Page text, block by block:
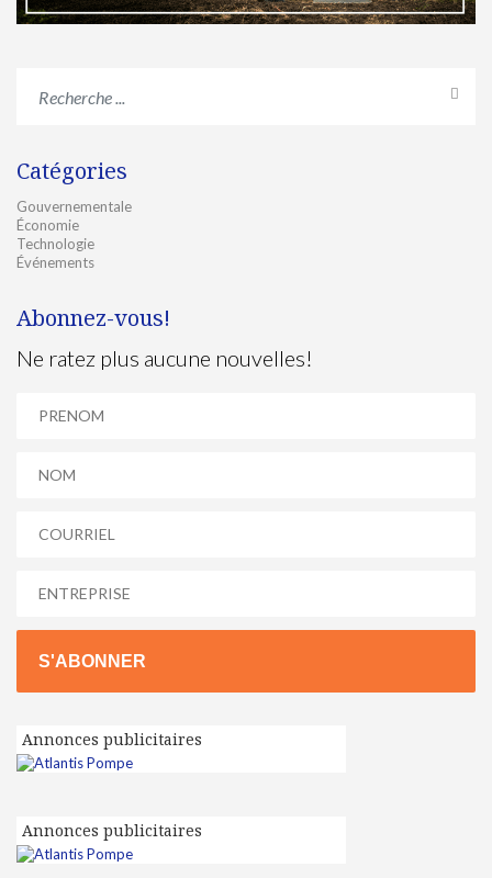
Catégories
Gouvernementale
Économie
Technologie
Événements
Abonnez-vous!
Ne ratez plus aucune nouvelles!
S'ABONNER
Annonces publicitaires
Annonces publicitaires